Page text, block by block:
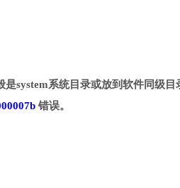
system系统目录或放到软件同级
错误。